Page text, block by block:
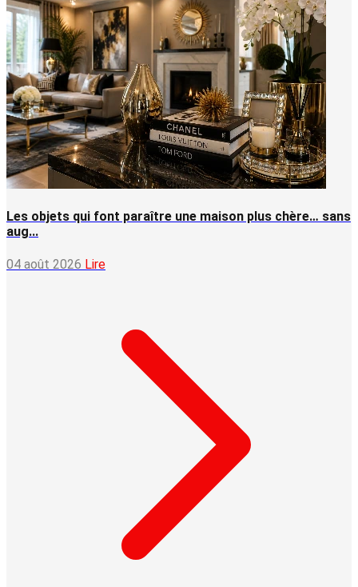
Les objets qui font paraître une maison plus chère… sans
aug...
04 août 2026 Lire